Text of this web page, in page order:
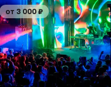
от 3 000 ₽